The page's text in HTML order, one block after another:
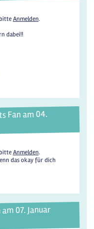
Anmelden.
dabei!!
Fan am 04.
Anmelden.
das okay für dich
07. Januar